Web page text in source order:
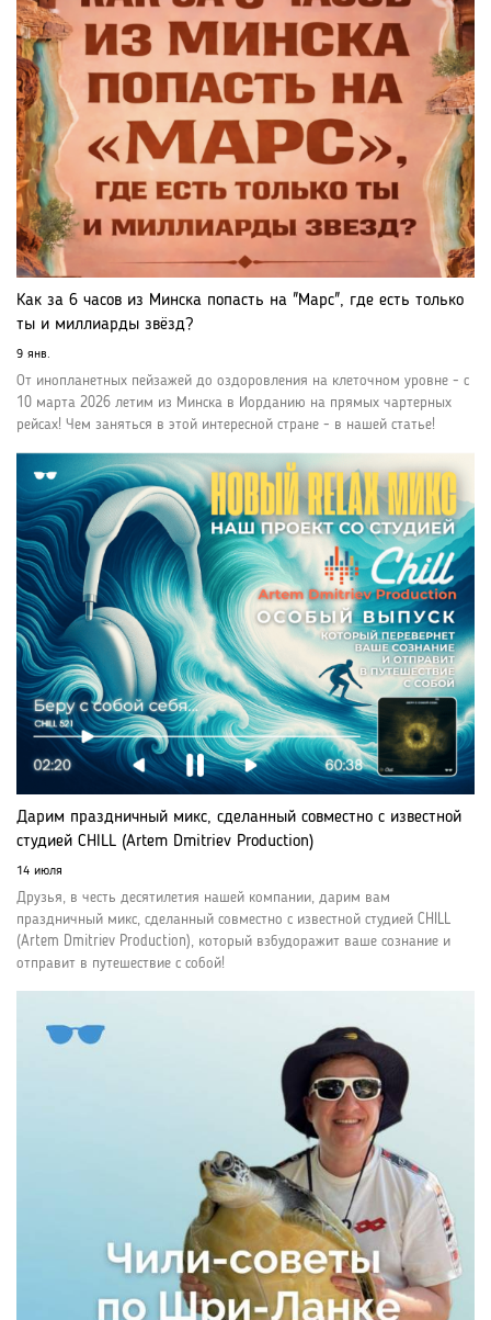
Как за 6 часов из Минска попасть на "Марс", где есть только
ты и миллиарды звёзд?
9 янв.
От инопланетных пейзажей до оздоровления на клеточном уровне - с
10 марта 2026 летим из Минска в Иорданию на прямых чартерных
рейсах! Чем заняться в этой интересной стране - в нашей статье!
Дарим праздничный микс, сделанный совместно с известной
студией CHILL (Artem Dmitriev Production)
14 июля
Друзья, в честь десятилетия нашей компании, дарим вам
праздничный микс, сделанный совместно с известной студией CHILL
(Artem Dmitriev Production), который взбудоражит ваше сознание и
отправит в путешествие с собой!